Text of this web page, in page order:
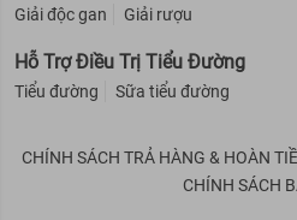
Giải độc gan Giải rượu
Hỗ Trợ Điều Trị Tiểu Đường
Tiểu đường Sữa tiểu đường
CHÍNH SÁCH TRẢ HÀNG & HOÀN
CHÍNH SÁCH